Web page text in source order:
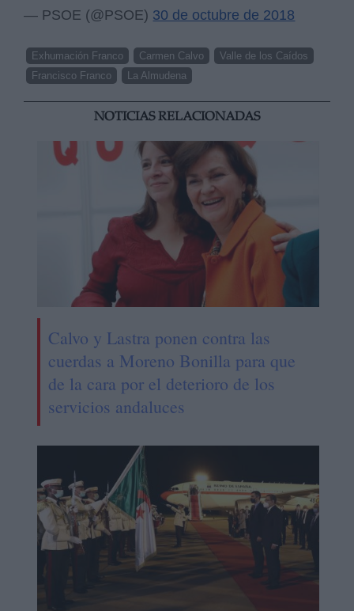
— PSOE (@PSOE) 30 de octubre de 2018
Exhumación Franco Carmen Calvo
Valle de los Caídos
Francisco Franco
La Almudena
NOTICIAS RELACIONADAS
Calvo y Lastra ponen contra las
cuerdas a Moreno Bonilla para que
de la cara por el deterioro de los
servicios andaluces